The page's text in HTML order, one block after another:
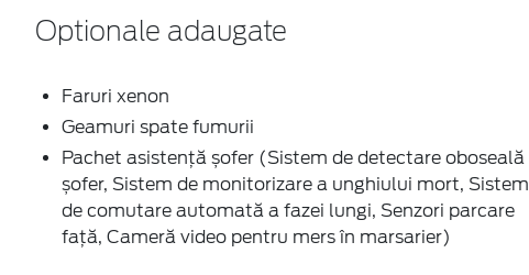
Optionale adaugate
Faruri xenon
Geamuri spate fumurii
Pachet asistență șofer (Sistem de detectare oboseală
șofer, Sistem de monitorizare a unghiului mort, Sistem
de comutare automată a fazei lungi, Senzori parcare
faţă, Cameră video pentru mers în marsarier)